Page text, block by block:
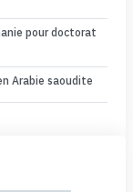
pour doctorat
Arabie saoudite